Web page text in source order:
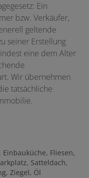
Ein
bzw. Verkäufer,
geltende
seiner Erstellung
eine dem Alter
Wir übernehmen
tatsächliche
Einbauküche Fliesen
Satteldach
Ziegel Öl